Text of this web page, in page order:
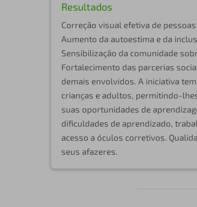
Resultados
Correção visual efetiva de
Aumento da autoestima e da
Sensibilização da comunidade
Fortalecimento das parcerias
demais envolvidos. A iniciativa
crianças e adultos, permitindo-
suas oportunidades de
dificuldades de aprendizado,
acesso a óculos corretivos.
seus afazeres.